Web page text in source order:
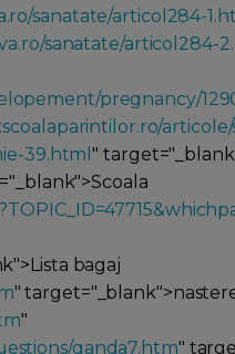
sanatate/articol284-
sanatate/articol284-
pregnancy/
39.html "
bagaj
"
"
qanda7.htm"